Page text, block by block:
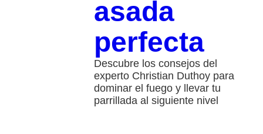
asada
perfecta
Descubre los consejos del
experto Christian Duthoy para
dominar el fuego y llevar tu
parrillada al siguiente nivel